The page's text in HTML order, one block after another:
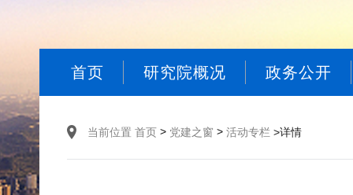
首页 研究院概况 政务公开
当前位置 首页 > 党建之窗 > 活动专栏 >详情